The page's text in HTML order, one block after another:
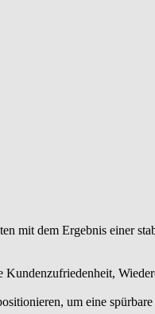
mit dem Ergebnis einer
um eine